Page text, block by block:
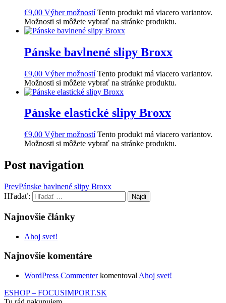
€9,00 Výber možností Tento produkt má viacero variantov.
Možnosti si môžete vybrať na stránke produktu.
Pánske bavlnené slipy Broxx
€9,00 Výber možností Tento produkt má viacero variantov.
Možnosti si môžete vybrať na stránke produktu.
Pánske elastické slipy Broxx
€9,00 Výber možností Tento produkt má viacero variantov.
Možnosti si môžete vybrať na stránke produktu.
Post navigation
PrevPánske bavlnené slipy Broxx
Hľadať:
Najnovšie články
Ahoj svet!
Najnovšie komentáre
WordPress Commenterkomentoval Ahoj svet!
ESHOP – FOCUSIMPORT.SK